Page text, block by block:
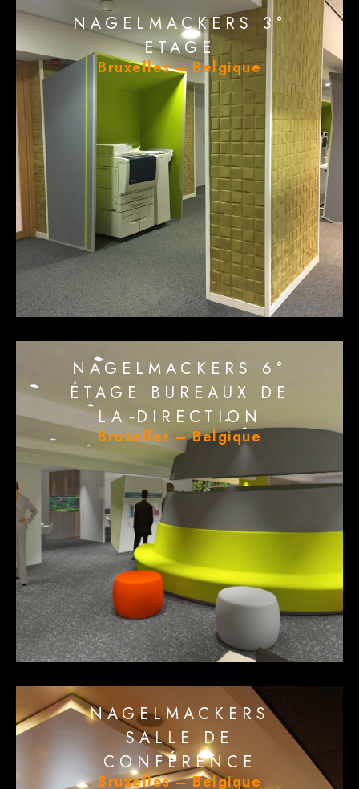
NAGELMACKERS 3°
ETAGE
Bruxelles – Belgique
NAGELMACKERS 6°
ÉTAGE BUREAUX DE
LA DIRECTION
Bruxelles – Belgique
NAGELMACKERS
SALLE DE
CONFÉRENCE
Bruxelles – Belgique